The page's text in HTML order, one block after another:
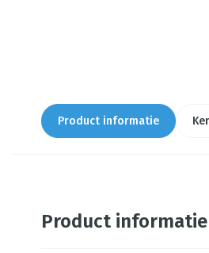
Product informatie
Product informatie